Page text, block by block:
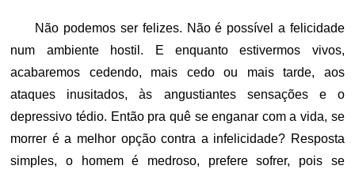
Não podemos ser felizes. Não é possível a felicidade
num ambiente hostil. E enquanto estivermos vivos,
acabaremos cedendo, mais cedo ou mais tarde, aos
ataques inusitados, às angustiantes sensações e o
depressivo tédio. Então pra quê se enganar com a vida, se
morrer é a melhor opção contra a infelicidade? Resposta
simples, o homem é medroso, prefere sofrer, pois se